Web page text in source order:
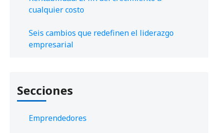
cualquier costo
Seis cambios que redefinen el liderazgo
empresarial
Secciones
Emprendedores